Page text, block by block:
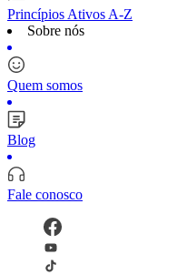
Princípios Ativos A-Z
Sobre nós
Quem somos
Blog
Fale conosco